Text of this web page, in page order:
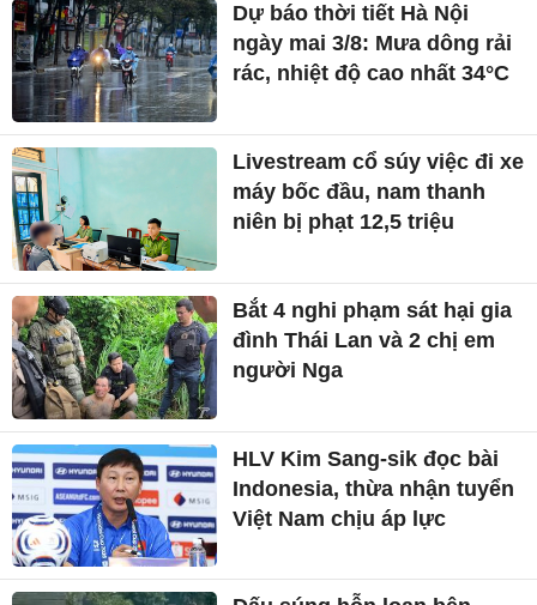
Dự báo thời tiết Hà Nội
ngày mai 3/8: Mưa dông rải
rác, nhiệt độ cao nhất 34°C
Livestream cổ súy việc đi xe
máy bốc đầu, nam thanh
niên bị phạt 12,5 triệu
Bắt 4 nghi phạm sát hại gia
đình Thái Lan và 2 chị em
người Nga
HLV Kim Sang-sik đọc bài
Indonesia, thừa nhận tuyển
Việt Nam chịu áp lực